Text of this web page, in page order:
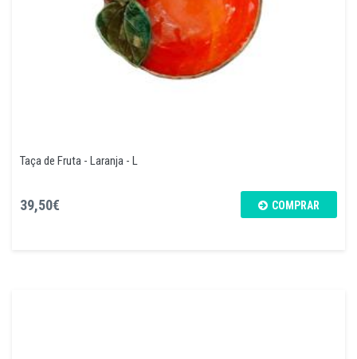
Taça de Fruta - Laranja - L
39,50€ COMPRAR